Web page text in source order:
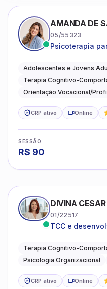
AMANDA DE
05/55323
Psicoterapia
autoestima,
profissional
Adolescentes e Jovens
Terapia Cognitivo-
Orientação Vocacional/
CRP ativo Online
SESSÃO
R$ 90
DIVINA
01/22517
TCC e
Terapia Cognitivo-
Psicologia Organizacional
CRP ativo Online